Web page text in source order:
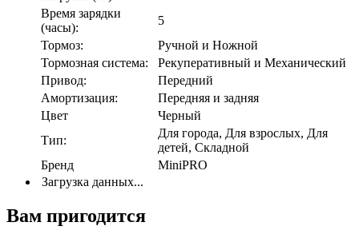
Время зарядки
(часы):
5
Тормоз:
Ручной и Ножной
Тормозная система:
Рекуперативный и Механический
Привод:
Передний
Амортизация:
Передняя и задняя
Цвет
Черный
Тип:
Для города, Для взрослых, Для
детей, Складной
Бренд
MiniPRO
Загрузка данных...
Вам пригодится